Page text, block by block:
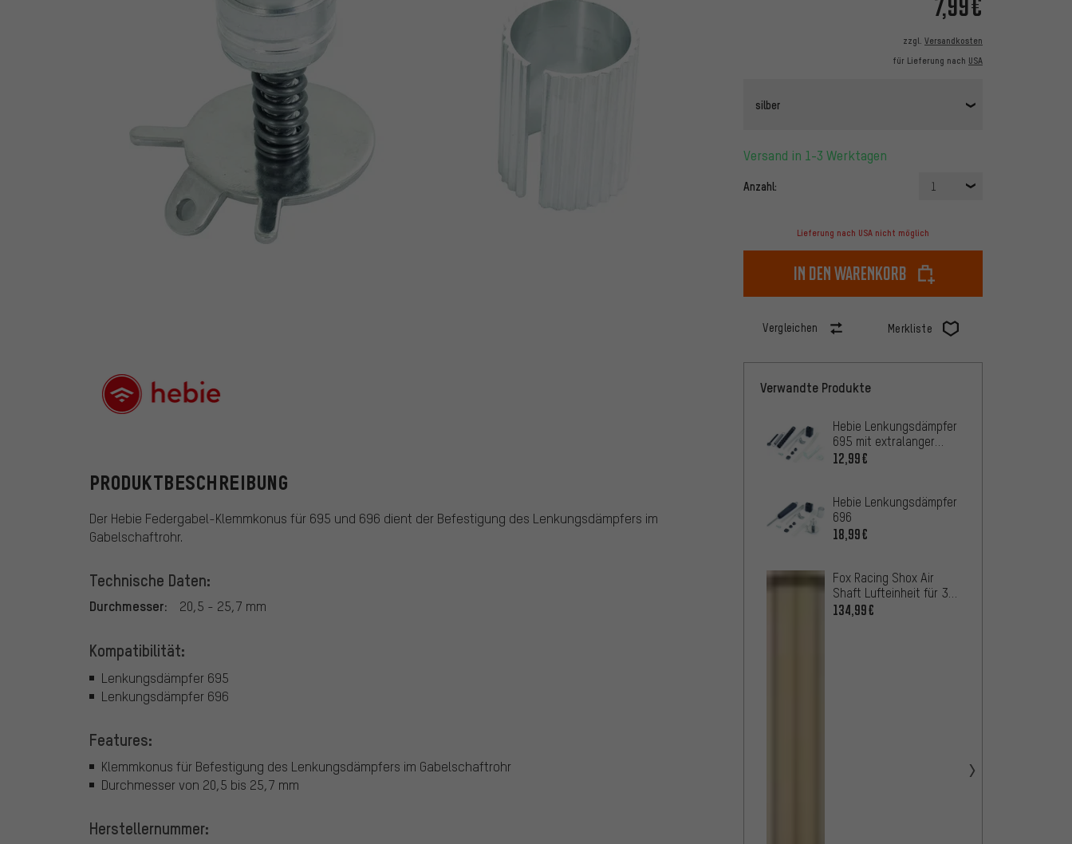
zzgl. Versandkosten
für Lieferung nach USA
silber
Versand in 1-3 Werktagen
Anzahl: 1
Lieferung nach USA nicht möglich
In den Warenkorb
Vergleichen Merkliste
PRODUKTBESCHREIBUNG
Der Hebie Federgabel-Klemmkonus für 695 und 696 dient der Befestigung des Lenkungsdämpfers im
Gabelschaftrohr.
Technische Daten:
Durchmesser: 20,5 - 25,7 mm
Kompatibilität:
Lenkungsdämpfer 695
Lenkungsdämpfer 696
Features:
Klemmkonus für Befestigung des Lenkungsdämpfers im Gabelschaftrohr
Durchmesser von 20,5 bis 25,7 mm
Herstellernummer:
Verwandte Produkte
Hebie Lenkungsdämpfer
695 mit extralanger
Feder
12,99€
Hebie Lenkungsdämpfer
696
18,99€
Fox Racing Shox Air
Shaft Lufteinheit für 38
Float Federgabel NA2
134,99€